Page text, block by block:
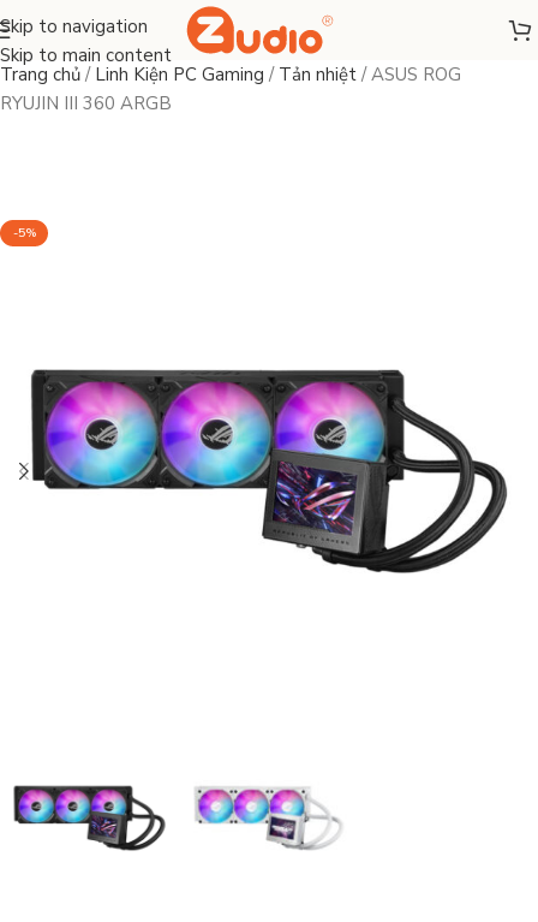
Skip to navigation
Skip to main content
Trang chủ / Linh Kiện PC Gaming / Tản nhiệt /ASUS ROG
RYUJIN III 360 ARGB
-5%